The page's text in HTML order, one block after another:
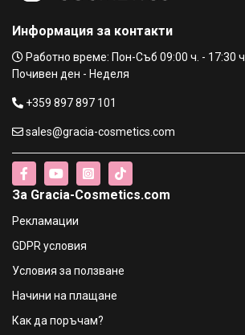
Missha Airy Fit Sheet Mask Aloe Шийт маска за лице с
алое
Missha Airy Fit Sheet Mask Lemon Шийт маска за лице с
€1.79 / 3.50 лв.
лице със Зелен чай
€1.79 / 3.50 лв.
€1.49 / 2.91 лв.
Информация за контакти
Работно време: Пон-Съб 09:00 ч. - 17:30 ч.
Почивен ден - Неделя
+359 897 897 101
sales@gracia-cosmetics.com
За Gracia-Cosmetics.com
Рекламации
GDPR условия
Условия за ползване
Начини на плащане
Как да поръчам?